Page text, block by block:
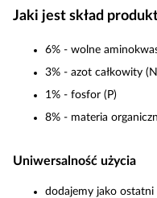
Jaki jest skład
6% - wolne
3% - azot całkowity
1% - fosfor (P)
8% - materia
Uniwersalność użycia
dodajemy jako